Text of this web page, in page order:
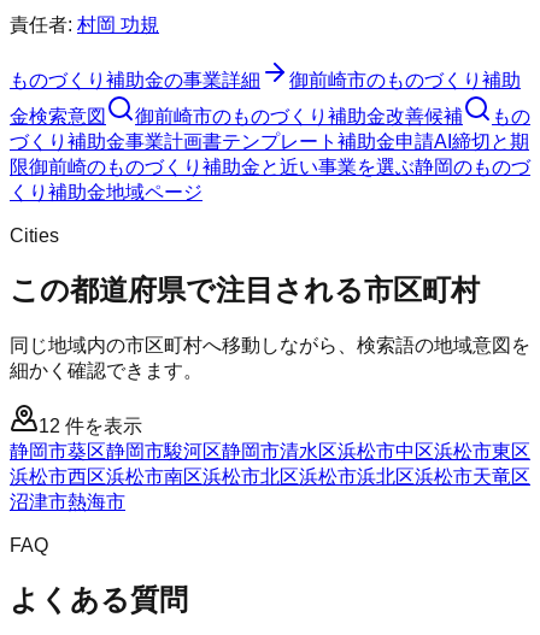
責任者: 村岡 功規
ものづくり補助金の事業詳細 御前崎市のものづくり補助
金検索意図 御前崎市のものづくり補助金改善候補
もの
づくり補助金事業計画書テンプレート 補助金申請AI 締切と期
限御前崎のものづくり補助金と近い事業を選ぶ静岡のものづ
くり補助金地域ページ
Cities
この都道府県で注目される市区町村
同じ地域内の市区町村へ移動しながら、検索語の地域意図を
細かく確認できます。
12 件を表示
静岡市葵区静岡市駿河区静岡市清水区浜松市中区浜松市東区
浜松市西区浜松市南区浜松市北区浜松市浜北区浜松市天竜区
沼津市熱海市
FAQ
よくある質問